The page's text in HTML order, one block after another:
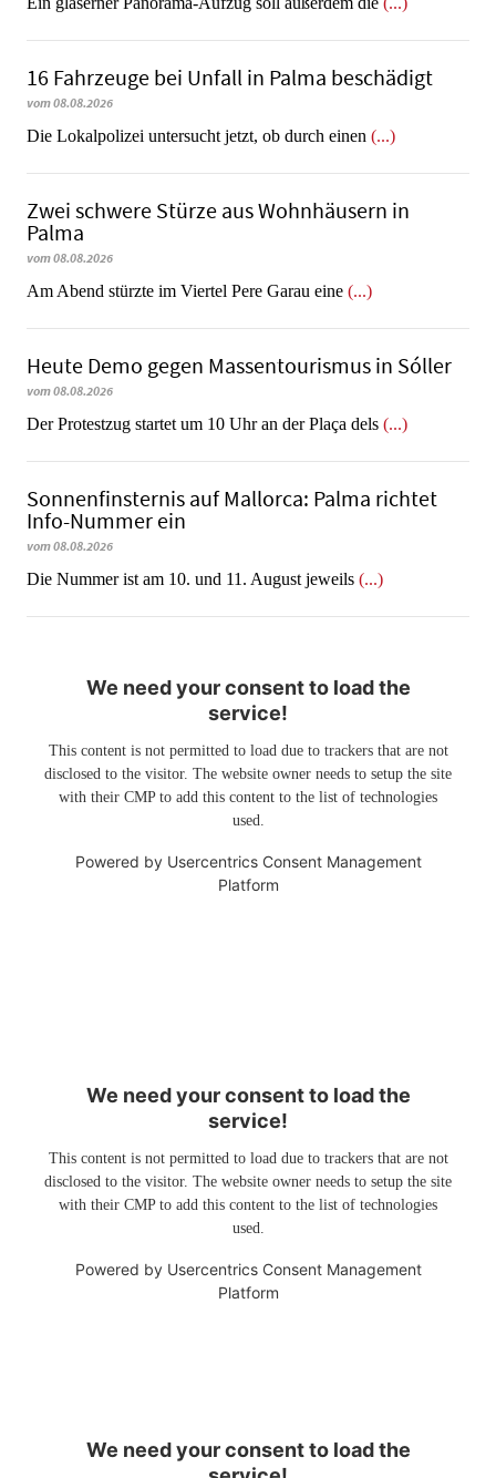
16 Fahrzeuge bei Unfall in Palma beschädigt
vom 08.08.2026
Die Lokalpolizei untersucht jetzt, ob durch einen (...)
Zwei schwere Stürze aus Wohnhäusern in
Palma
vom 08.08.2026
Am Abend stürzte im Viertel Pere Garau eine (...)
Heute Demo gegen Massentourismus in Sóller
vom 08.08.2026
Der Protestzug startet um 10 Uhr an der Plaça dels (...)
Sonnenfinsternis auf Mallorca: Palma richtet
Info-Nummer ein
vom 08.08.2026
Die Nummer ist am 10. und 11. August jeweils (...)
We need your consent to load the
service!
This content is not permitted to load due to trackers that are not
disclosed to the visitor. The website owner needs to setup the site
with their CMP to add this content to the list of technologies
used.
Powered by Usercentrics Consent Management
Platform
We need your consent to load the
service!
This content is not permitted to load due to trackers that are not
disclosed to the visitor. The website owner needs to setup the site
with their CMP to add this content to the list of technologies
used.
Powered by Usercentrics Consent Management
Platform
We need your consent to load the